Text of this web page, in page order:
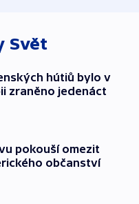
Svět
hútiů bylo v
zraněno jedenáct
pokouší omezit
občanství